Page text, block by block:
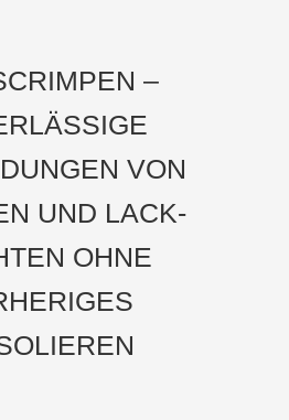
– Z
V
VON D
UND LACK­D
OHNE V
A